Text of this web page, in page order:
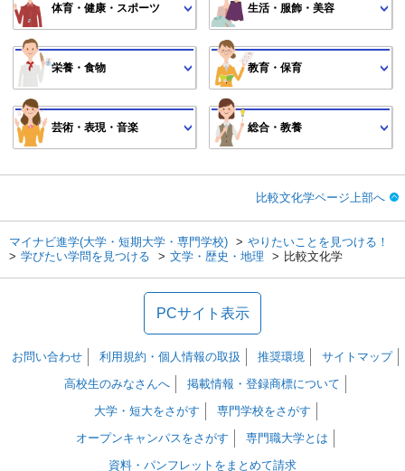
体育・健康・スポーツ 生活・服飾・美容
栄養・食物 教育・保育
芸術・表現・音楽 総合・教養
比較文化学ページ上部へ
マイナビ進学(大学・短期大学・専門学校)
やりたいことを見つける！
学びたい学問を見つける
文学・歴史・地理 比較文化学
PCサイト表示
お問い合わせ 利用規約・個人情報の取扱 推奨環境
サイトマップ
高校生のみなさんへ
掲載情報・登録商標について
大学・短大をさがす
専門学校をさがす
オープンキャンパスをさがす
専門職大学とは
資料・パンフレットをまとめて請求